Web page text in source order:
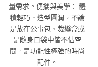
量需求。便攜與美學： 體
積輕巧、造型圓潤，不論
是放在公事包、裁縫盒或
是隨身口袋中皆不佔空
間，是功能性極強的時尚
配件。